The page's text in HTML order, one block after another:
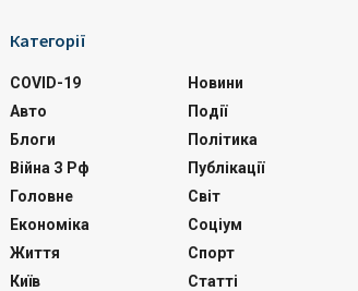
Категорії
COVID-19
Авто
Блоги
Війна З Рф
Головне
Економіка
Життя
Київ
Новини
Події
Політика
Публікації
Світ
Соціум
Спорт
Статті